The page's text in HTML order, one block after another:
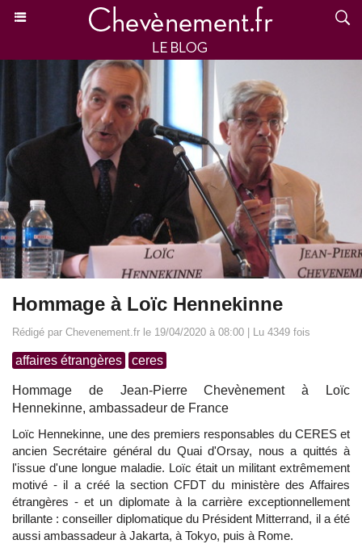
Hommage à Loïc Hennekinne
Rédigé par Chevenement.fr le 19/04/2020 à 08:00 | Lu 4349 fois
affaires étrangères ceres
Hommage de Jean-Pierre Chevènement à Loïc
Hennekinne, ambassadeur de France
Loïc Hennekinne, une des premiers responsables du CERES et
ancien Secrétaire général du Quai d'Orsay, nous a quittés à
l'issue d'une longue maladie. Loïc était un militant extrêmement
motivé - il a créé la section CFDT du ministère des Affaires
étrangères - et un diplomate à la carrière exceptionnellement
brillante : conseiller diplomatique du Président Mitterrand, il a été
aussi ambassadeur à Jakarta, à Tokyo, puis à Rome.